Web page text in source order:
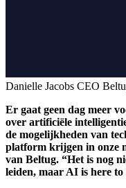
Danielle Jacobs CEO
Er gaat geen dag meer
over artificiële
de mogelijkheden van
platform krijgen in onze
van Beltug. “Het is nog
leiden, maar AI is here to